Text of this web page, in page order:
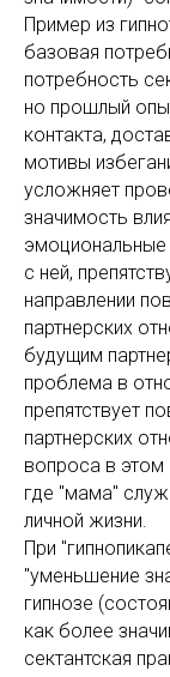
Пример из
базовая
потребность
но прошлый
контакта,
мотивы
усложняет
значимость
с ней,
направлении
партнерских
будущим
проблема в
препятствует
партнерских
вопроса в этом
где "мама"
личной жизни.
При
"уменьшение
гипнозе
как более
сектантская